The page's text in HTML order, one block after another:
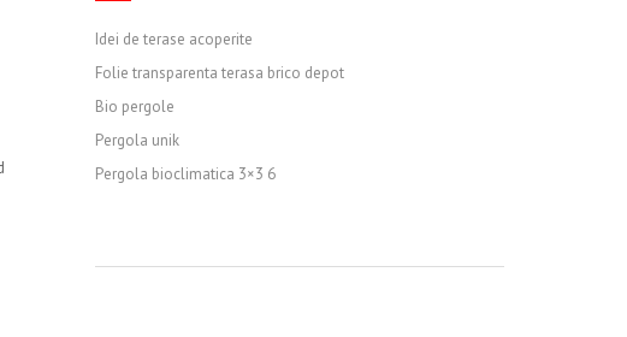
Idei de terase acoperite
Folie transparenta terasa brico depot
Bio pergole
Pergola unik
Pergola bioclimatica 3×3 6